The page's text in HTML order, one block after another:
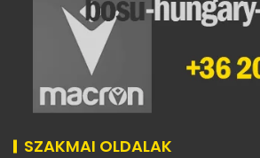
SZAKMAI OLDALAK